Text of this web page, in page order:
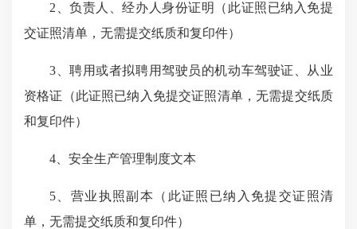
2、负责人、经办人身份证明（此证照已纳入免提
交证照清单，无需提交纸质和复印件）
3、聘用或者拟聘用驾驶员的机动车驾驶证、从业
资格证（此证照已纳入免提交证照清单，无需提交纸质
和复印件）
4、安全生产管理制度文本
5、营业执照副本（此证照已纳入免提交证照清
单，无需提交纸质和复印件）